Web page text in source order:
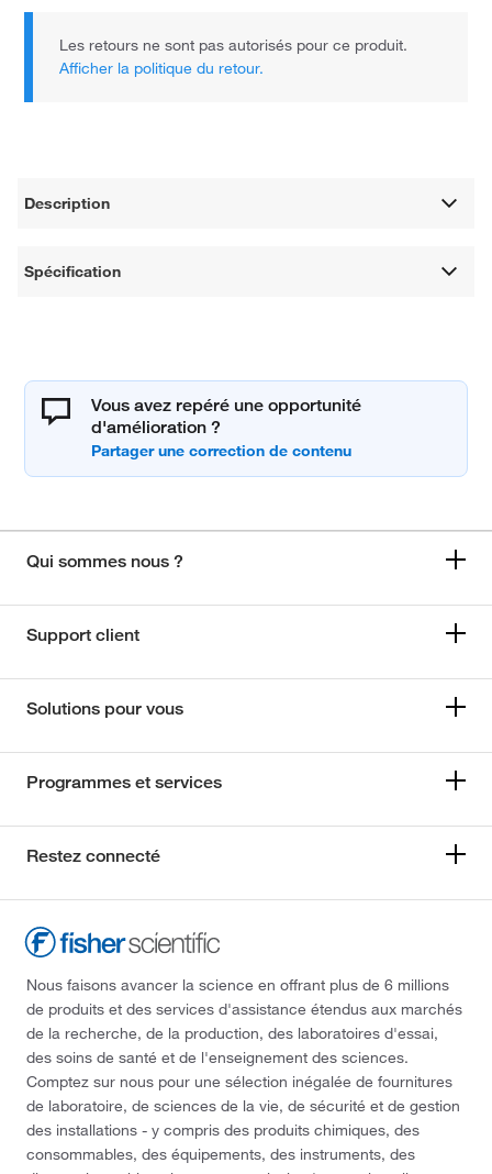
Les retours ne sont pas autorisés pour ce produit.
Afficher la politique du retour.
Description
Spécification
Vous avez repéré une opportunité
d'amélioration ?
Qui sommes nous ?
Support client
Solutions pour vous
Programmes et services
Restez connecté
Nous faisons avancer la science en offrant plus de 6 millions
de produits et des services d'assistance étendus aux marchés
de la recherche, de la production, des laboratoires d'essai,
des soins de santé et de l'enseignement des sciences.
Comptez sur nous pour une sélection inégalée de fournitures
de laboratoire, de sciences de la vie, de sécurité et de gestion
des installations - y compris des produits chimiques, des
consommables, des équipements, des instruments, des